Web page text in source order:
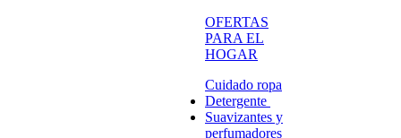
OFERTAS
PARA EL
HOGAR
Cuidado ropa
Detergente
Suavizantes y
perfumadores